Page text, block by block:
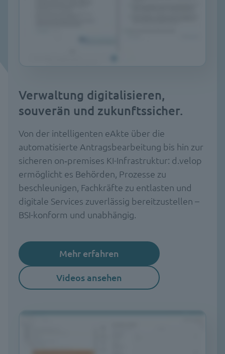
Verwaltung digitalisieren,
souverän und zukunftssicher.
Von der intelligenten eAkte über die
automatisierte Antragsbearbeitung bis hin zur
sicheren on‑premises KI-Infrastruktur: d.velop
ermöglicht es Behörden, Prozesse zu
beschleunigen, Fachkräfte zu entlasten und
digitale Services zuverlässig bereitzustellen –
BSI-konform und unabhängig.
Mehr erfahren
Videos ansehen